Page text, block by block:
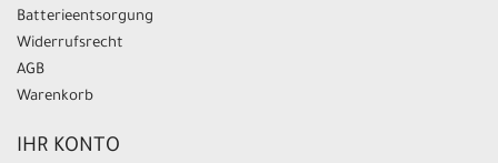
Batterieentsorgung
Widerrufsrecht
AGB
Warenkorb
IHR KONTO